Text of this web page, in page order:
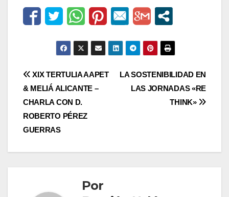
Navegación
de
entradas
LA SOSTENIBILIDAD EN
LAS JORNADAS «RE
THINK»
XIX TERTULIA AAPET
& MELIÁ ALICANTE –
CHARLA CON D.
ROBERTO PÉREZ
GUERRAS
Por